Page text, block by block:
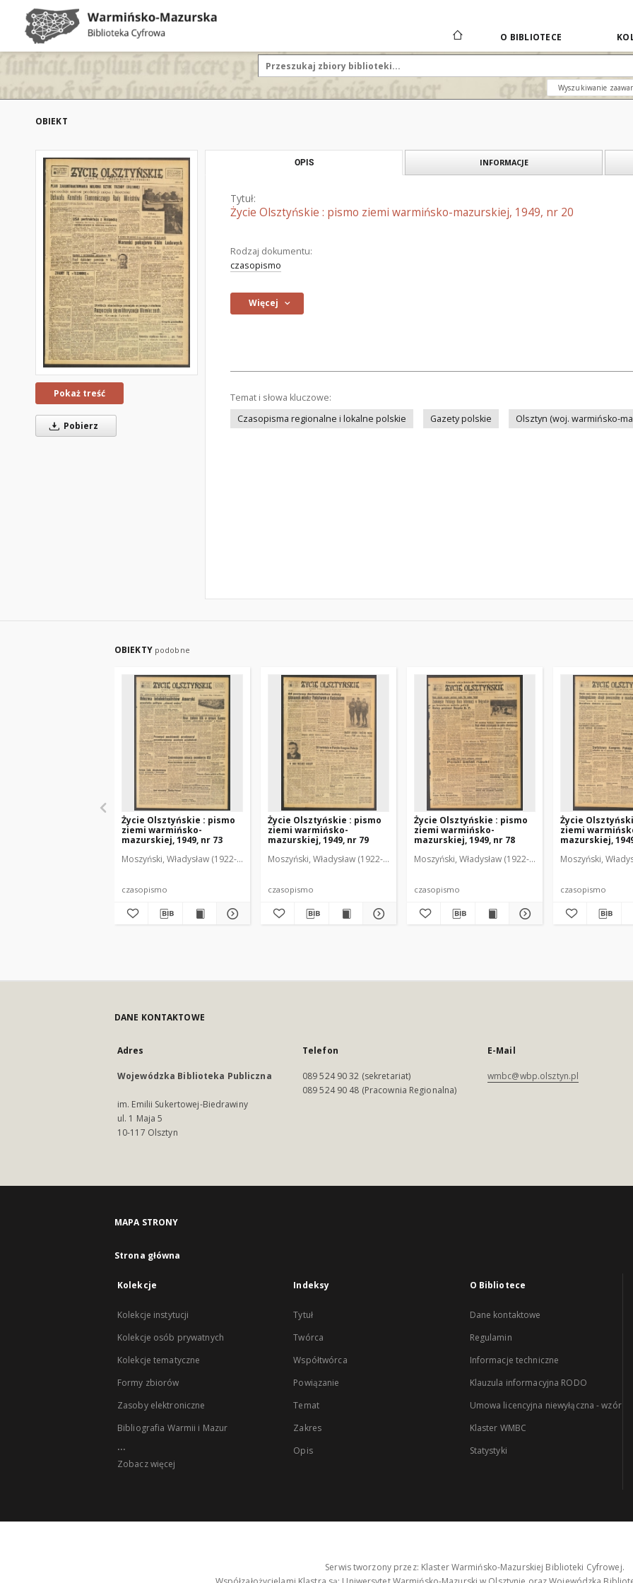
O BIBLIOTECE
Wyszukiwanie
OBIEKT
Pokaż treść
Pobierz
OPIS INFORMACJE
Tytuł:
Życie Olsztyńskie : pismo ziemi warmińsko-mazurskiej, 1949, nr 20
Rodzaj dokumentu:
czasopismo
Więcej
Temat i słowa kluczowe:
Czasopisma regionalne i lokalne polskie
Gazety polskie Olsztyn (woj. warmińsko-
OBIEKTY podobne
Życie Olsztyńskie : pismo
ziemi warmińsko-
mazurskiej, 1949, nr 73
Moszyński, Władysław (1922-2001). Red. Mroczkowski, Włodzimierz (1902-1971). Red. Osiecki, Andrzej. Red.
czasopismo
Życie Olsztyńskie : pismo
ziemi warmińsko-
mazurskiej, 1949, nr 79
Moszyński, Władysław (1922-2001). Red. Mroczkowski, Włodzimierz (1902-1971). Red.
czasopismo
Życie Olsztyńskie : pismo
ziemi warmińsko-
mazurskiej, 1949, nr 78
Moszyński, Władysław (1922-2001). Red. Mroczkowski,
czasopismo
Życie
ziemi
mazurskiej,
Moszyński,
czasopismo
DANE KONTAKTOWE
Adres
Wojewódzka Biblioteka Publiczna
im. Emilii Sukertowej-Biedrawiny
ul. 1 Maja 5
10-117 Olsztyn
Telefon
089 524 90 32 (sekretariat)
089 524 90 48 (Pracownia Regionalna)
E-Mail
wmbc@wbp.olsztyn.pl
MAPA STRONY
Strona główna
Kolekcje
Kolekcje instytucji
Kolekcje osób prywatnych
Kolekcje tematyczne
Formy zbiorów
Zasoby elektroniczne
Bibliografia Warmii i Mazur
...
Zobacz więcej
Indeksy
Tytuł
Twórca
Współtwórca
Powiązanie
Temat
Zakres
Opis
O Bibliotece
Dane kontaktowe
Regulamin
Informacje techniczne
Klauzula informacyjna RODO
Umowa licencyjna niewyłączna - wzór
Klaster WMBC
Statystyki
Serwis tworzony przez: Klaster Warmińsko-Mazurskiej Biblioteki Cyfrowej.